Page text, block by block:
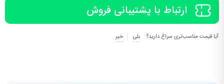
ارتباط با پشتیبانی فروش
آیا قیمت مناسب‌تری سراغ دارید؟ بلی خیر